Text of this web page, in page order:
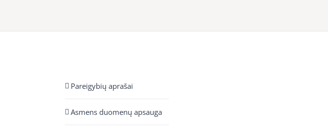
Pareigybių aprašai
Asmens duomenų apsauga